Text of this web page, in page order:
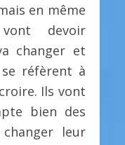
en même
devoir
changer et
se réfèrent à
Ils vont
bien des
leur